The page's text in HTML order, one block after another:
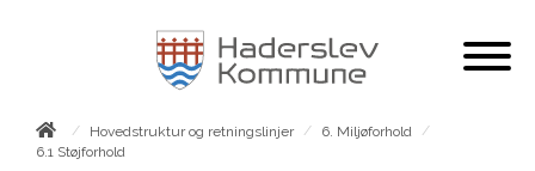
/ Hovedstruktur og retningslinjer / 6. Miljøforhold
/
6.1 Støjforhold